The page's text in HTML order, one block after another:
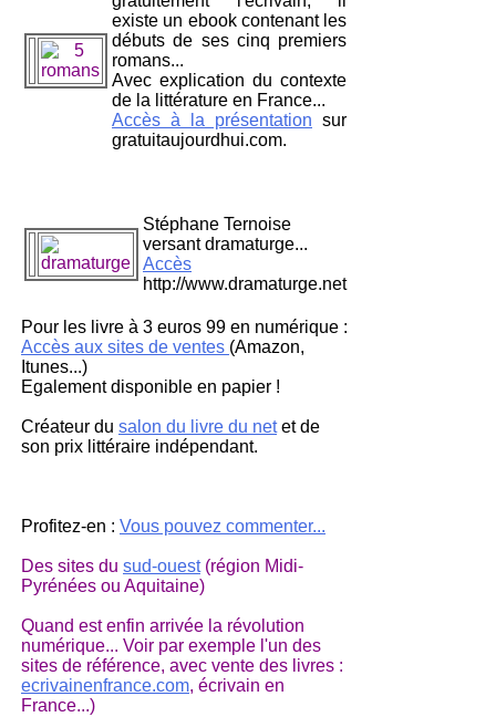
existe un ebook contenant les
débuts de ses cinq premiers
romans...
Avec explication du contexte
de la littérature en France...
Accès à la présentation sur
gratuitaujourdhui.com.
Stéphane Ternoise
versant dramaturge...
Accès
http://www.dramaturge.net
Pour les livre à 3 euros 99 en numérique :
Accès aux sites de ventes (Amazon,
Itunes...)
Egalement disponible en papier !
Créateur du salon du livre du netet de
son prix littéraire indépendant.
Profitez-en : Vous pouvez commenter...
Des sites du sud-ouest(région Midi-
Pyrénées ou Aquitaine)
Quand est enfin arrivée la révolution
numérique... Voir par exemple l'un des
sites de référence, avec vente des livres :
ecrivainenfrance.com, écrivain en
France...)